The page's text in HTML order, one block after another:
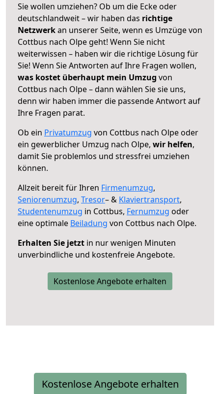
Sie wollen umziehen? Ob um die Ecke oder
deutschlandweit – wir haben das richtige
Netzwerkan unserer Seite, wenn es Umzüge von
Cottbus nach Olpe geht! Wenn Sie nicht
weiterwissen – haben wir die richtige Lösung für
Sie! Wenn Sie Antworten auf Ihre Fragen wollen,
was kostet überhaupt mein Umzug von
Cottbus nach Olpe – dann wählen Sie sie uns,
denn wir haben immer die passende Antwort auf
Ihre Fragen parat.
Ob ein Privatumzug von Cottbus nach Olpe oder
ein gewerblicher Umzug nach Olpe, wir helfen,
damit Sie problemlos und stressfrei umziehen
können.
Allzeit bereit für Ihren Firmenumzug,
Seniorenumzug, Tresor– & Klaviertransport,
Studentenumzug in Cottbus, Fernumzug oder
eine optimale Beiladung von Cottbus nach Olpe.
Erhalten Sie jetzt in nur wenigen Minuten
unverbindliche und kostenfreie Angebote.
Kostenlose Angebote erhalten
Kostenlose Angebote erhalten